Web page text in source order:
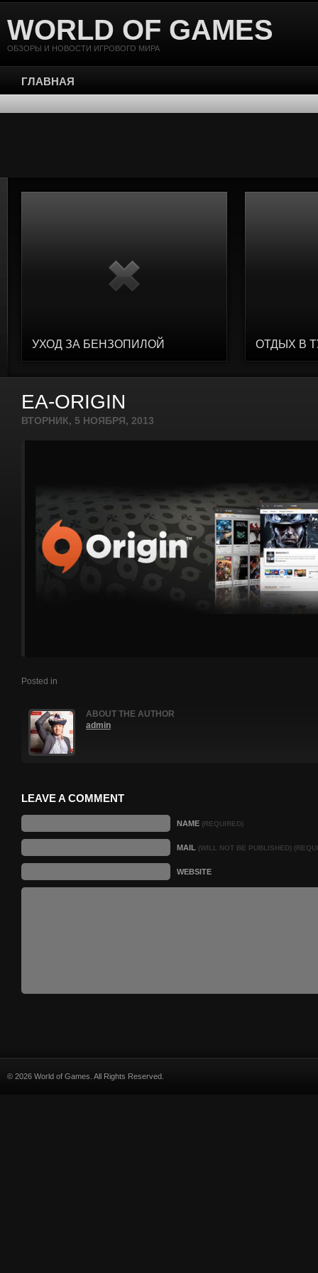
WORLD OF GAMES
ОБЗОРЫ И НОВОСТИ ИГРОВОГО МИРА
ГЛАВНАЯ
УХОД ЗА БЕНЗОПИЛОЙ ОТДЫХ В
EA-ORIGIN
ВТОРНИК, 5 НОЯБРЯ, 2013
Posted in
ABOUT THE AUTHOR
admin
LEAVE A COMMENT
NAME (REQUIRED)
MAIL (WILL NOT BE PUBLISHED)
WEBSITE
© 2026 World of Games. All Rights Reserved.